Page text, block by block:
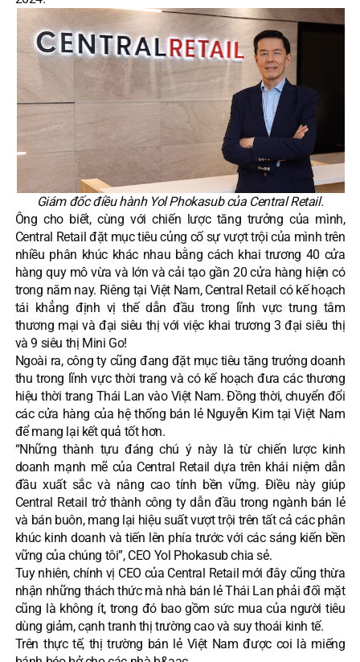
Giám đốc điều hành Yol Phokasub của Central Retail.
Ông cho biết, cùng vớichiến lược tăng trưởng của mình,
Central Retail đặt mục tiêu củng cố sự vượt trội của mình trên
nhiều phân khúc khác nhau bằng cách khai trương 40 cửa
hàng quy mô vừa và lớn và cải tạo gần 20 cửa hàng hiện có
trong năm nay. Riêng tại Việt Nam, Central Retail có kế hoạch
tái khẳng định vị thế dẫn đầu trong lĩnh vực trung tâm
thương mại và đại siêu thị với việc khai trương 3 đại siêu thị
và 9 siêu thị Mini Go!
Ngoài ra, công ty cũng đang đặt mục tiêu tăng trưởng doanh
thu trong lĩnh vực thời trang và có kế hoạch đưa các thương
hiệu thời trang Thái Lan vào Việt Nam. Đồng thời, chuyển đổi
các cửa hàng của hệ thống bán lẻ Nguyễn Kim tại Việt Nam
để mang lại kết quả tốt hơn.
“Những thành tựu đáng chú ý này là từ chiến lược kinh
doanh mạnh mẽ của Central Retail dựa trên khái niệm dẫn
đầu xuất sắc và nâng cao tính bền vững. Điều này giúp
Central Retail trở thành công ty dẫn đầu trong ngành bán lẻ
và bán buôn, mang lại hiệu suất vượt trội trên tất cả các phân
khúc kinh doanh và tiến lên phía trước với các sáng kiến bền
vững của chúng tôi”, CEO Yol Phokasub chia sẻ.
Tuy nhiên, chính vị CEO của Central Retail mới đây cũng thừa
nhận những thách thức mà nhà bán lẻ Thái Lan phải đối mặt
cũng là không ít, trong đó bao gồm sức mua của người tiêu
dùng giảm, cạnh tranh thị trường cao và suy thoái kinh tế.
Trên thực tế, thị trường bán lẻ Việt Nam được coi là miếng